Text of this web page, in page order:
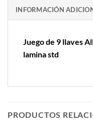
INFORMACIÓN
Juego de 9 llaves
lamina std
PRODUCTOS